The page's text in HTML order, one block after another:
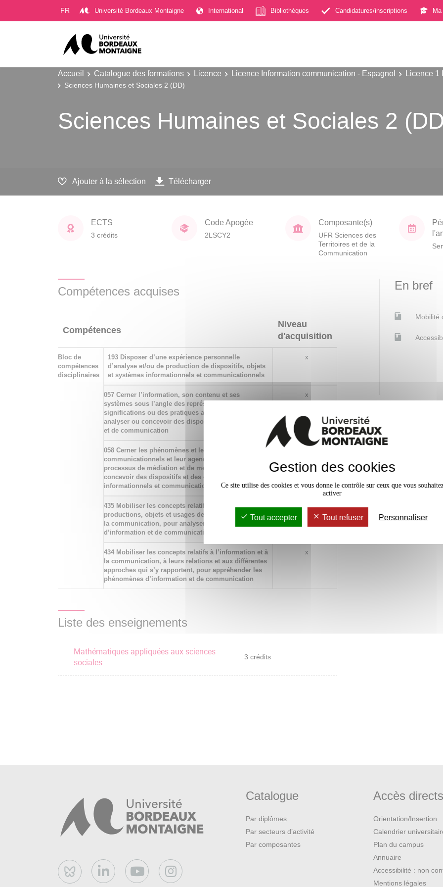
FR Université Bordeaux Montaigne International Bibliothèques Candidatures/inscriptions Ma
Accueil Catalogue des formations Licence Licence Information communication - Espagnol Licence 1
Sciences Humaines et Sociales 2 (DD)
Sciences Humaines et Sociales 2
Ajouter à la sélection Télécharger
ECTS
3 crédits
Code Apogée
2LSCY2
Composante(s)
UFR Sciences des
Territoires et de la
Communication
Compétences acquises
Compétences
Niveau
d'acquisition
Bloc de
compétences
disciplinaires
193 Disposer d’une expérience personnelle
d’analyse et/ou de production de dispositifs, objets
et systèmes informationnels et communicationnels
x
057 Cerner l’information, son contenu et ses
systèmes sous l’angle des représentations, des
significations ou des pratiques associées, pour
analyser ou concevoir des dispositifs d’information
et de communication
x
058 Cerner les phénomènes et les dispositifs
communicationnels et leur agencement, ainsi que les
processus de médiation et de médiatisation, pour
concevoir des dispositifs et des environnements
informationnels et communicationnels
435 Mobiliser les concepts relatifs aux processus,
productions, objets et usages de l’information et de
la communication, pour analyser des dispositifs
d’information et de communication
x
434 Mobiliser les concepts relatifs à l’information et à
la communication, à leurs relations et aux différentes
approches qui s’y rapportent, pour appréhender les
phénomènes d’information et de communication
x
Liste des enseignements
Mathématiques appliquées aux sciences
sociales
3 crédits
En bref
Mobilité
Bluesky
Catalogue
Par diplômes
Par secteurs d’activité
Par composantes
Accès
Orientation/Insertion
Calendrier
Plan du campus
Annuaire
Accessibilité : non
Mentions légales
Gestion des cookies
Ce site utilise des cookies et vous donne le contrôle sur ceux que vous
activer
Tout accepter Tout refuser Personnaliser